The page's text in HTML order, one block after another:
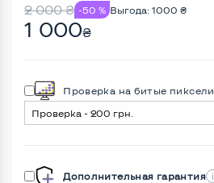
2 000₴ -50 % Выгода: 1000 ₴
1 000₴
Проверка на битые пиксели
Дополнительная гарантия